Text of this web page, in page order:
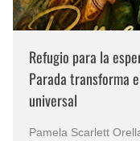
Refugio para la
Parada transforma
universal
Pamela Scarlett